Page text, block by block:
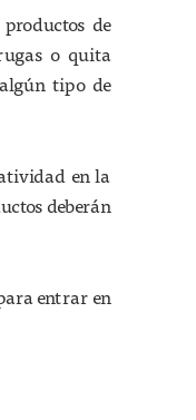
de
o quita
tipo de
en la
deberán
entrar en